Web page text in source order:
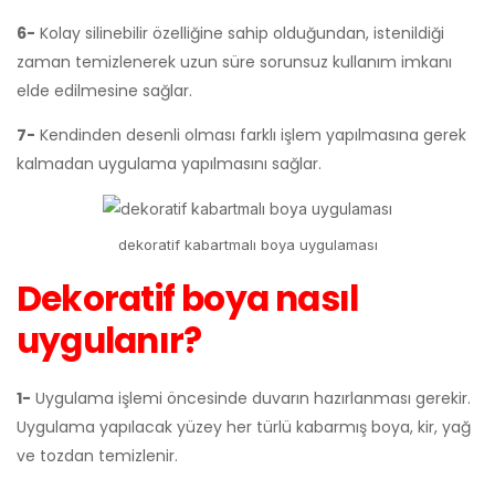
6- Kolay silinebilir özelliğine sahip olduğundan, istenildiği
zaman temizlenerek uzun süre sorunsuz kullanım imkanı
elde edilmesine sağlar.
7- Kendinden desenli olması farklı işlem yapılmasına gerek
kalmadan uygulama yapılmasını sağlar.
dekoratif kabartmalı boya uygulaması
Dekoratif boya nasıl
uygulanır?
1- Uygulama işlemi öncesinde duvarın hazırlanması gerekir.
Uygulama yapılacak yüzey her türlü kabarmış boya, kir, yağ
ve tozdan temizlenir.